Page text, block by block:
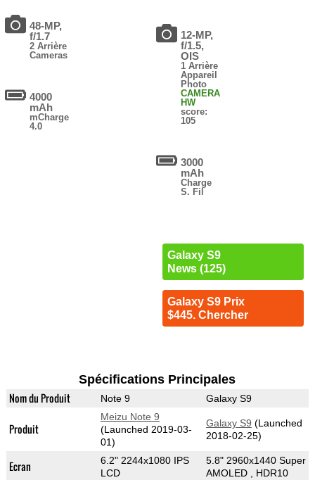
48-MP,
f/1.7
2 Arrière
Cameras
4000
mAh
mCharge
4.0
12-MP,
f/1.5,
OIS
1 Arrière
Appareil
Photo
CAMERA
HW
score:
105
3000
mAh
Charge
S. Fil
Galaxy S9
News (125)
Galaxy S9 Prix
$445. Chercher
Spécifications Principales
Nom du Produit Note 9 Galaxy S9
Produit
Meizu Note 9
(Launched 2019-03-
01)
Galaxy S9 (Launched
2018-02-25)
Ecran
6.2" 2244x1080 IPS
LCD
5.8" 2960x1440 Super
AMOLED , HDR10